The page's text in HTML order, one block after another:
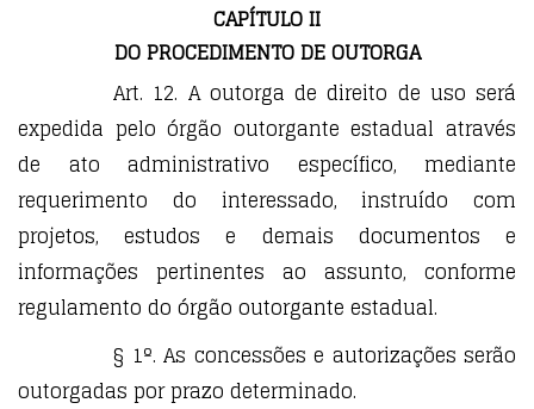
CAPÍTULO II
DO PROCEDIMENTO DE OUTORGA
Art. 12. A outorga de direito de uso será
expedida pelo órgão outorgante estadual através
de ato administrativo específico, mediante
requerimento do interessado, instruído com
projetos, estudos e demais documentos e
informações pertinentes ao assunto, conforme
regulamento do órgão outorgante estadual.
§ 1º. As concessões e autorizações serão
outorgadas por prazo determinado.